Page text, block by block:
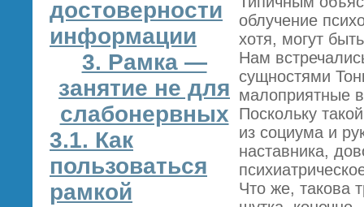
достоверности
информации
3. Рамка —
занятие не для
слабонервных
3.1. Как
пользоваться
рамкой
облучение
хотя, могут
Нам
сущностями
малоприятные
Поскольку
из социума и
наставника,
Что же, такова